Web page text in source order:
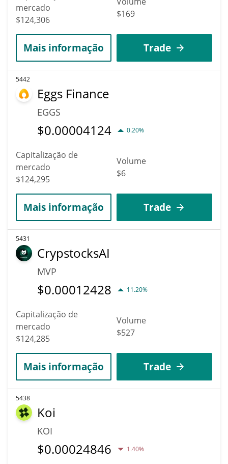
mercado
$124,306
$169
Mais informação Trade
5442
Eggs Finance
EGGS
$0.00004124 0.20%
Capitalização de
mercado
$124,295
Volume
$6
Mais informação Trade
5431
CrypstocksAI
MVP
$0.00012428 11.20%
Capitalização de
mercado
$124,285
Volume
$527
Mais informação Trade
5438
Koi
KOI
$0.00024846 1.40%